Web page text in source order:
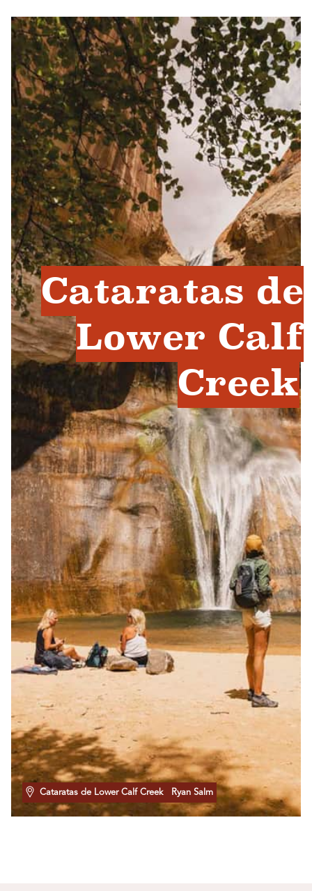
Cataratas de
Lower Calf
Creek
Cataratas de Lower Calf Creek Ryan Salm